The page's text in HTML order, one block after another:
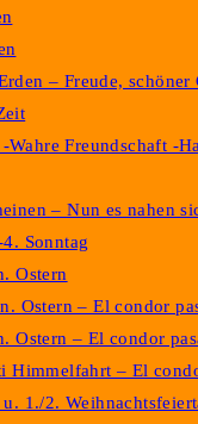
– Freude, schöner
Freundschaft -
– Nun es nahen
Sonntag
Ostern
Ostern – El condor
Ostern – El condor
Himmelfahrt – El
1./2.